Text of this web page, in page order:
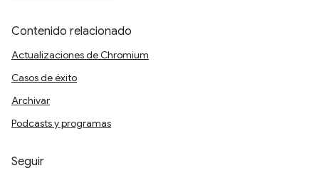
Contenido relacionado
Actualizaciones de Chromium
Casos de éxito
Archivar
Podcasts y programas
Seguir